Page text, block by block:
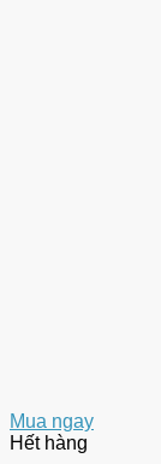
Mua ngay
Hết hàng